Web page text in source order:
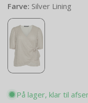
Farve: Silver Lining
På lager, klar til